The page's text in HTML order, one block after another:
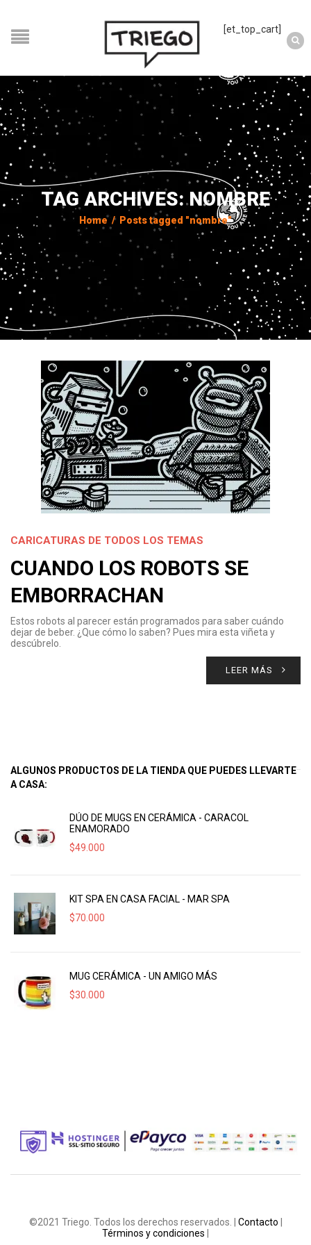
[et_top_cart]
TAG ARCHIVES: NOMBRE
Home / Posts tagged "nombre"
CARICATURAS DE TODOS LOS TEMAS
CUANDO LOS ROBOTS SE
EMBORRACHAN
Estos robots al parecer están programados para saber cuándo
dejar de beber. ¿Que cómo lo saben? Pues mira esta viñeta y
descúbrelo.
LEER MÁS
ALGUNOS PRODUCTOS DE LA TIENDA QUE PUEDES LLEVARTE
A CASA:
DÚO DE MUGS EN CERÁMICA - CARACOL
ENAMORADO
$49.000
KIT SPA EN CASA FACIAL - MAR SPA
$70.000
MUG CERÁMICA - UN AMIGO MÁS
$30.000
©2021 Triego. Todos los derechos reservados. | Contacto
Términos y condiciones